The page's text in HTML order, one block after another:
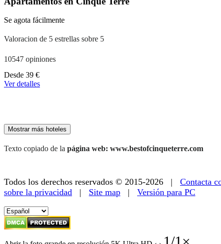
Se agota fácilmente
Valoracion de 5 estrellas sobre 5
10547 opiniones
A
partir
Desde 39 €
Ver detalles
Mostrar más hoteles
Texto copiado de la página web: www.bestofcinqueterre.com
Todos los derechos reservados © 2015-2026 | Contacta
sobre la privacidad | Site map | Versión para PC